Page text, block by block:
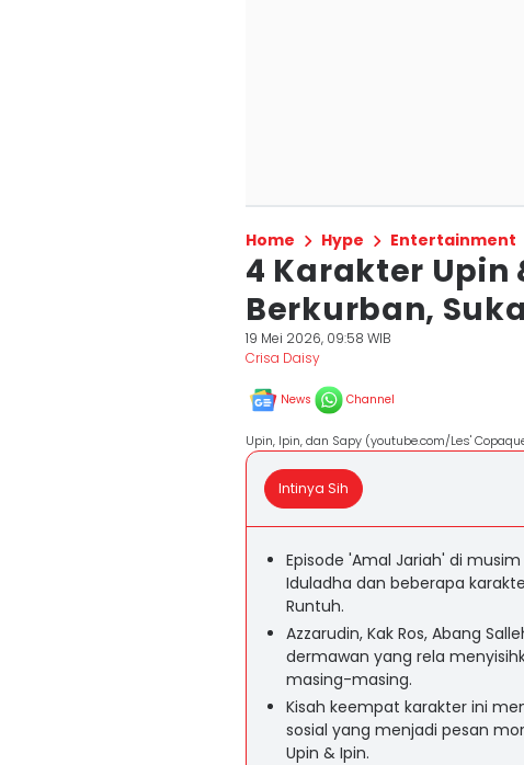
Home Hype Entertainment
4 Karakter Upin
Berkurban,
19 Mei 2026, 09:58 WIB
Crisa Daisy
News Channel
Upin, Ipin, dan Sapy (youtube.com/Les'
Intinya Sih
Episode 'Amal Jariah' di
Iduladha dan beberapa
Runtuh.
Azzarudin, Kak Ros, Abang
dermawan yang rela
masing-masing.
Kisah keempat karakter ini
sosial yang menjadi pesan
Upin & Ipin.